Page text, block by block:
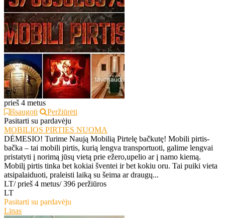
prieš 4 metus
Išsaugoti
Peržiūrėti
Pasitarti su pardavėju
MOBILIOS PIRTIES NUOMA
DĖMESIO! Turime Naują Mobilią Pirtelę bačkutę! Mobili pirtis-
bačka – tai mobili pirtis, kurią lengva transportuoti, galime lengvai
pristatyti į norimą jūsų vietą prie ežero,upelio ar į namo kiemą.
Mobilį pirtis tinka bet kokiai šventei ir bet kokiu oru. Tai puiki vieta
atsipalaiduoti, praleisti laiką su šeima ar draugų...
LT/ prieš 4 metus/ 396 peržiūros
LT
Pasitarti su pardavėju
Linas